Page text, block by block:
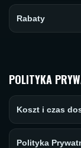
Rabaty
POLITYKA
Koszt i czas
Polityka